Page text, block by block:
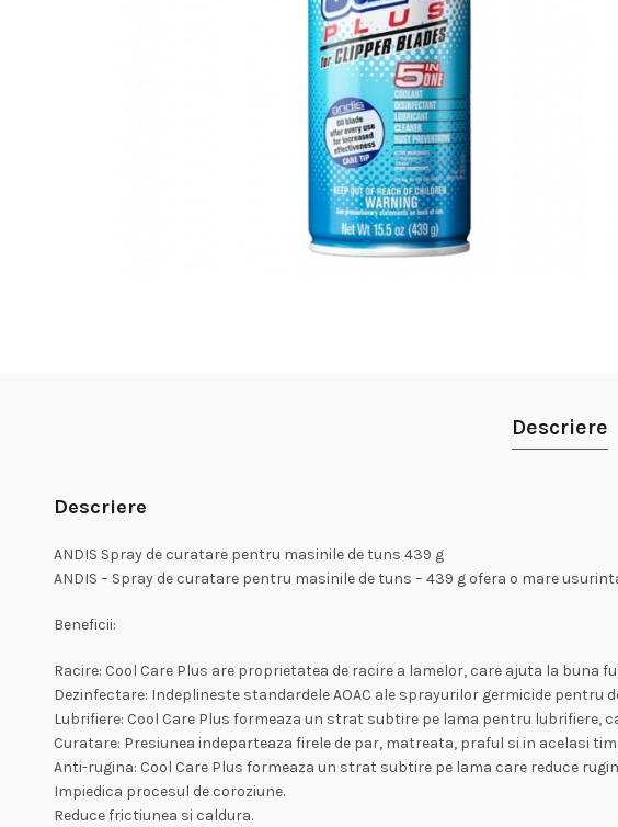
Descriere
Descriere
ANDIS Spray de curatare pentru masinile de tuns 439 g
ANDIS – Spray de curatare pentru masinile de tuns – 439 g ofera o mare
Beneficii:
Racire: Cool Care Plus are proprietatea de racire a lamelor, care ajuta la buna
Dezinfectare: Indeplineste standardele AOAC ale sprayurilor germicide
Lubrifiere: Cool Care Plus formeaza un strat subtire pe lama pentru lubrifiere,
Curatare: Presiunea indeparteaza firele de par, matreata, praful si in acelasi
Anti-rugina: Cool Care Plus formeaza un strat subtire pe lama care reduce
Impiedica procesul de coroziune.
Reduce frictiunea si caldura.